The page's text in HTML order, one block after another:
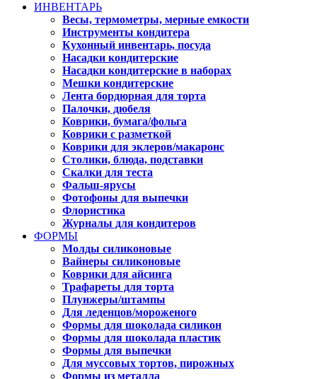
ИНВЕНТАРЬ
Весы, термометры, мерные емкости
Инструменты кондитера
Кухонный инвентарь, посуда
Насадки кондитерские
Насадки кондитерские в наборах
Мешки кондитерские
Лента бордюрная для торта
Палочки, дюбеля
Коврики, бумага/фольга
Коврики с разметкой
Коврики для эклеров/макаронс
Столики, блюда, подставки
Скалки для теста
Фальш-ярусы
Фотофоны для выпечки
Флористика
Журналы для кондитеров
ФОРМЫ
Молды силиконовые
Вайнеры силиконовые
Коврики для айсинга
Трафареты для торта
Плунжеры/штампы
Для леденцов/мороженого
Формы для шоколада силикон
Формы для шоколада пластик
Формы для выпечки
Для муссовых тортов, пирожных
Формы из металла